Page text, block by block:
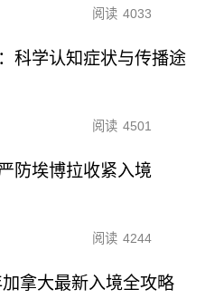
阅读 4033
科学认知症状与传播途
阅读 4501
防埃博拉收紧入境
阅读 4244
拿大最新入境全攻略